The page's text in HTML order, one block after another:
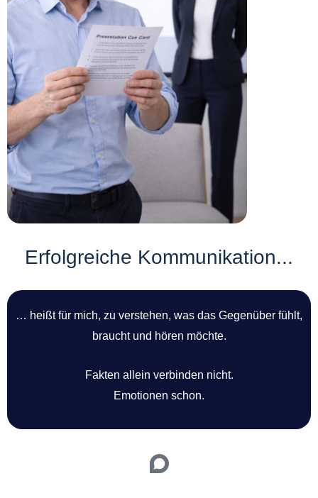
Erfolgreiche Kommunikation...
… heißt für mich, zu verstehen, was das Gegenüber fühlt,
braucht und hören möchte.
Fakten allein verbinden nicht.
Emotionen schon.